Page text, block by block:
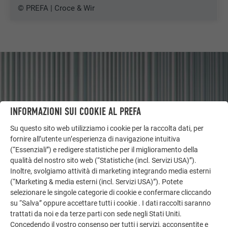
© PREFA | Croce & Wir
LASCIATI ISPIRARE
ALTRI OGGETTI
La galleria di riferimento PREFA mostra la versatilità
INFORMAZIONI SUI COOKIE AL PREFA
Su questo sito web utilizziamo i cookie per la raccolta dati, per
fornire all’utente un’esperienza di navigazione intuitiva
(“Essenziali”) e redigere statistiche per il miglioramento della
qualità del nostro sito web (“Statistiche (incl. Servizi USA)”).
Inoltre, svolgiamo attività di marketing integrando media esterni
(“Marketing & media esterni (incl. Servizi USA)”). Potete
selezionare le singole categorie di cookie e confermare cliccando
su “Salva” oppure accettare tutti i cookie . I dati raccolti saranno
trattati da noi e da terze parti con sede negli Stati Uniti.
Concedendo il vostro consenso per tutti i servizi, acconsentite e